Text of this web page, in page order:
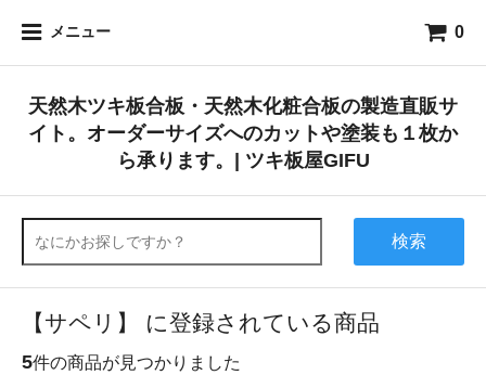
メニュー 0
天然木ツキ板合板・天然木化粧合板の製造直販サ
イト。オーダーサイズへのカットや塗装も１枚か
ら承ります。| ツキ板屋GIFU
検索
【サペリ】 に登録されている商品
5件の商品が見つかりました